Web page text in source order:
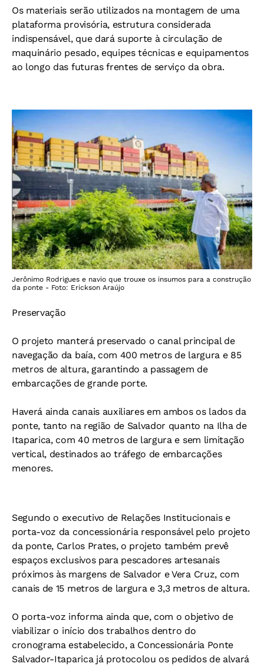
Os materiais serão utilizados na montagem de uma
plataforma provisória, estrutura considerada
indispensável, que dará suporte à circulação de
maquinário pesado, equipes técnicas e equipamentos
ao longo das futuras frentes de serviço da obra.
Jerônimo Rodrigues e navio que trouxe os insumos para a construção
da ponte - Foto: Erickson Araújo
Preservação
O projeto manterá preservado o canal principal de
navegação da baía, com 400 metros de largura e 85
metros de altura, garantindo a passagem de
embarcações de grande porte.
Haverá ainda canais auxiliares em ambos os lados da
ponte, tanto na região de Salvador quanto na Ilha de
Itaparica, com 40 metros de largura e sem limitação
vertical, destinados ao tráfego de embarcações
menores.
Segundo o executivo de Relações Institucionais e
porta-voz da concessionária responsável pelo projeto
da ponte, Carlos Prates, o projeto também prevê
espaços exclusivos para pescadores artesanais
próximos às margens de Salvador e Vera Cruz, com
canais de 15 metros de largura e 3,3 metros de altura.
O porta-voz informa ainda que, com o objetivo de
viabilizar o início dos trabalhos dentro do
cronograma estabelecido, a Concessionária Ponte
Salvador-Itaparica já protocolou os pedidos de alvará